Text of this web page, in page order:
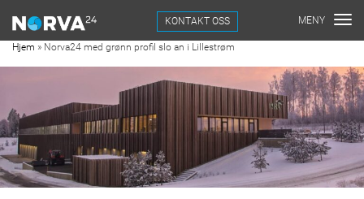
KONTAKT OSS
Hjem » Norva24 med grønn profil slo an i Lillestrøm